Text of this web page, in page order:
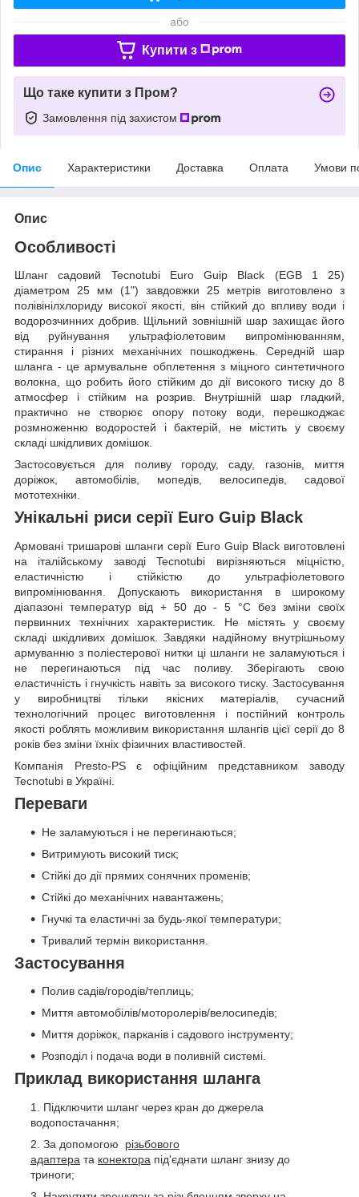
або
Купити з
Що таке купити з Пром?
Замовлення під захистом
Опис Характеристики Доставка Оплата Умови
Опис
Особливості
Шланг садовий Tecnotubi Euro Guip Black (EGB 1 25)
діаметром 25 мм (1") завдовжки 25 метрів виготовлено з
полівінілхлориду високої якості, він стійкий до впливу води і
водорозчинних добрив. Щільний зовнішній шар захищає його
від руйнування ультрафіолетовим випромінюванням,
стирання і різних механічних пошкоджень. Середній шар
шланга - це армувальне обплетення з міцного синтетичного
волокна, що робить його стійким до дії високого тиску до 8
атмосфер і стійким на розрив. Внутрішній шар гладкий,
практично не створює опору потоку води, перешкоджає
розмноженню водоростей і бактерій, не містить у своєму
складі шкідливих домішок.
Застосовується для поливу городу, саду, газонів, миття
доріжок, автомобілів, мопедів, велосипедів, садової
мототехніки.
Унікальні риси серії Euro Guip Black
Армовані тришарові шланги серії Euro Guip Black виготовлені
на італійському заводі Tecnotubi вирізняються міцністю,
еластичністю і стійкістю до ультрафіолетового
випромінювання. Допускають використання в широкому
діапазоні температур від + 50 до - 5 °C без зміни своїх
первинних технічних характеристик. Не містять у своєму
складі шкідливих домішок. Завдяки надійному внутрішньому
армуванню з поліестерової нитки ці шланги не заламуються і
не перегинаються під час поливу. Зберігають свою
еластичність і гнучкість навіть за високого тиску. Застосування
у виробництві тільки якісних матеріалів, сучасний
технологічний процес виготовлення і постійний контроль
якості роблять можливим використання шлангів цієї серії до 8
років без зміни їхніх фізичних властивостей.
Компанія Presto-PS є офіційним представником заводу
Tecnotubi в Україні.
Переваги
Не заламуються і не перегинаються;
Витримують високий тиск;
Стійкі до дії прямих сонячних променів;
Стійкі до механічних навантажень;
Гнучкі та еластичні за будь-якої температури;
Тривалий термін використання.
Застосування
Полив садів/городів/теплиць;
Миття автомобілів/моторолерів/велосипедів;
Миття доріжок, парканів і садового інструменту;
Розподіл і подача води в поливній системі.
Приклад використання шланга
Підключити шланг через кран до джерела
водопостачання;
За допомогою різьбового
адаптера та конектора під'єднати шланг знизу до
триноги;